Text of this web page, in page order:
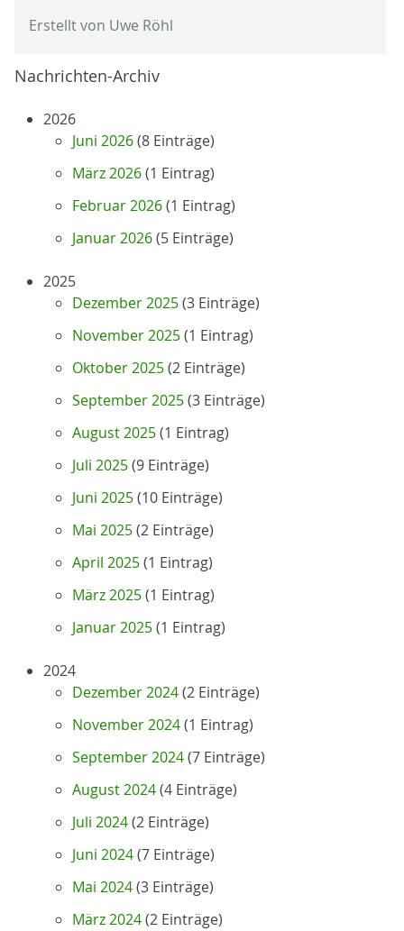
Erstellt von Uwe Röhl
Nachrichten-Archiv
2026
Juni 2026(8 Einträge)
März 2026(1 Eintrag)
Februar 2026(1 Eintrag)
Januar 2026(5 Einträge)
2025
Dezember 2025(3 Einträge)
November 2025(1 Eintrag)
Oktober 2025(2 Einträge)
September 2025(3 Einträge)
August 2025(1 Eintrag)
Juli 2025(9 Einträge)
Juni 2025(10 Einträge)
Mai 2025(2 Einträge)
April 2025(1 Eintrag)
März 2025(1 Eintrag)
Januar 2025(1 Eintrag)
2024
Dezember 2024(2 Einträge)
November 2024(1 Eintrag)
September 2024(7 Einträge)
August 2024(4 Einträge)
Juli 2024(2 Einträge)
Juni 2024(7 Einträge)
Mai 2024(3 Einträge)
März 2024(2 Einträge)